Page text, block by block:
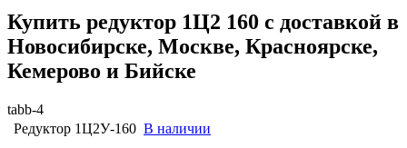
Купить редуктор 1Ц2 160 с доставкой в
Новосибирске, Москве, Красноярске,
Кемерово и Бийске
tabb-4
Редуктор 1Ц2У-160 В наличии